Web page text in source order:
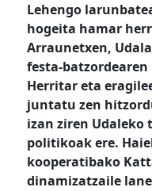
Lehengo
hogeita hamar
Arraunetxen,
festa-
Herritar eta
juntatu zen
izan ziren
politikoak ere.
kooperatibako
dinamizatzaile